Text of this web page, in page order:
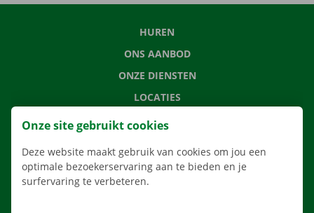
HUREN
ONS AANBOD
ONZE DIENSTEN
LOCATIES
APP
Onze site gebruikt cookies
Deze website maakt gebruik van cookies om jou een
optimale bezoekerservaring aan te bieden en je
surfervaring te verbeteren.